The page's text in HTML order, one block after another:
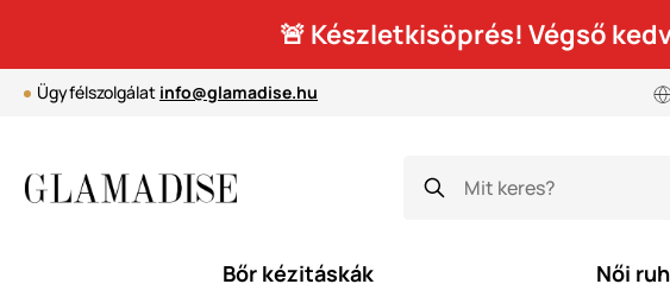
🚨 Készletkisöprés! Végső
Ügyfélszolgálat info@glamadise.hu
Bőr kézitáskák Női